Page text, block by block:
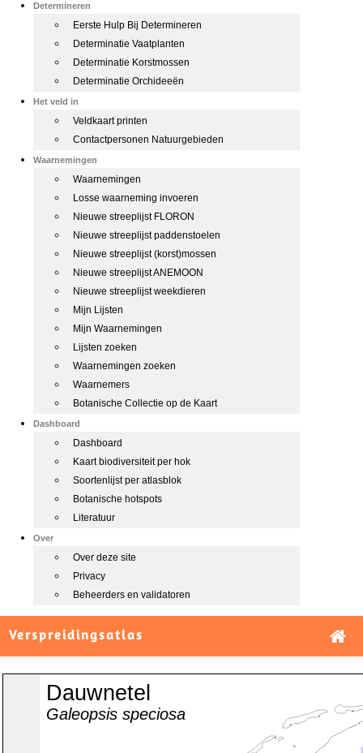
Determineren
Eerste Hulp Bij Determineren
Determinatie Vaatplanten
Determinatie Korstmossen
Determinatie Orchideeën
Het veld in
Veldkaart printen
Contactpersonen Natuurgebieden
Waarnemingen
Waarnemingen
Losse waarneming invoeren
Nieuwe streeplijst FLORON
Nieuwe streeplijst paddenstoelen
Nieuwe streeplijst (korst)mossen
Nieuwe streeplijst ANEMOON
Nieuwe streeplijst weekdieren
Mijn Lijsten
Mijn Waarnemingen
Lijsten zoeken
Waarnemingen zoeken
Waarnemers
Botanische Collectie op de Kaart
Dashboard
Dashboard
Kaart biodiversiteit per hok
Soortenlijst per atlasblok
Botanische hotspots
Literatuur
Over
Over deze site
Privacy
Beheerders en validatoren
Verspreidingsatlas